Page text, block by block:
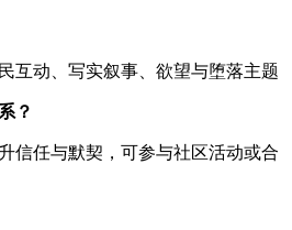
互动、写实叙事、欲望与堕落主题
？
信任与默契，可参与社区活动或合